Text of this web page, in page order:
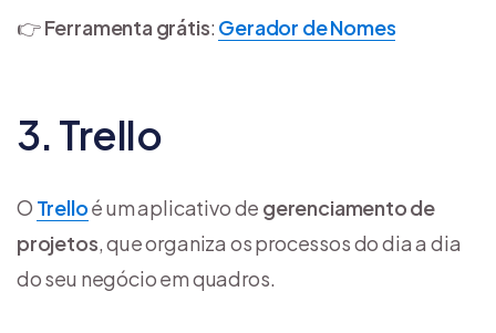
👉Ferramenta grátis: Gerador de Nomes
3. Trello
O Trelloé um aplicativo de gerenciamento de
projetos, que organiza os processos do dia a dia
do seu negócio em quadros.